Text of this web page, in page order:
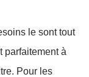
le sont tout
parfaitement à
Pour les